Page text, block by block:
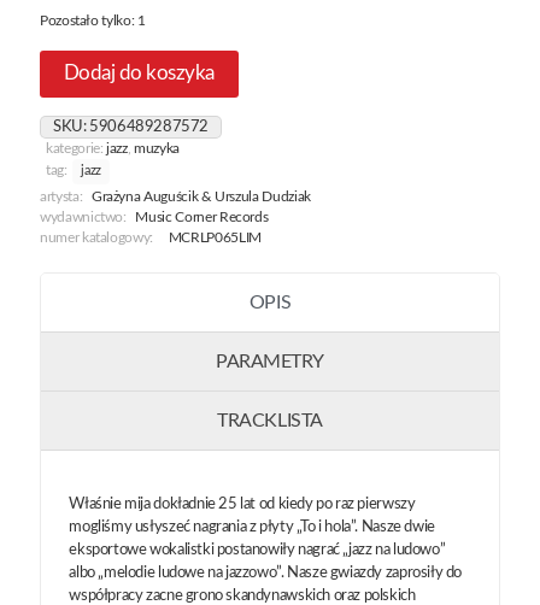
Pozostało tylko: 1
Dodaj do koszyka
SKU: 5906489287572
kategorie: jazz,muzyka
tag:
jazz
artysta:
Grażyna Auguścik & Urszula Dudziak
wydawnictwo:
Music Corner Records
numer katalogowy:
MCRLP065LIM
OPIS
PARAMETRY
TRACKLISTA
Właśnie mija dokładnie 25 lat od kiedy po raz pierwszy
mogliśmy usłyszeć nagrania z płyty „To i hola”. Nasze dwie
eksportowe wokalistki postanowiły nagrać „jazz na ludowo”
albo „melodie ludowe na jazzowo”. Nasze gwiazdy zaprosiły do
współpracy zacne grono skandynawskich oraz polskich